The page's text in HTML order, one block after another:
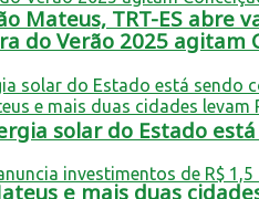
Mateus, TRT-ES abre
e mais duas
do Verão 2025
solar do Estado